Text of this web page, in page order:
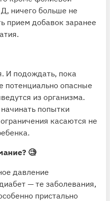
ничего больше не
прием добавок заранее
И подождать, пока
потенциально опасные
из организма.
попытки
касаются не
🧐
давление
— те заболевания,
пристально